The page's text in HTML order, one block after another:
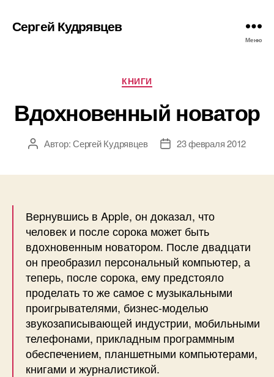
Сергей Кудрявцев
Меню
Рубрики
КНИГИ
Вдохновенный новатор
АвторАвтор:Сергей Кудрявцев
Дата23 февраля 2012
Вернувшись в Apple, он доказал, что
человек и после сорока может быть
вдохновенным новатором. После двадцати
он преобразил персональный компьютер, а
теперь, после сорока, ему предстояло
проделать то же самое с музыкальными
проигрывателями, бизнес-моделью
звукозаписывающей индустрии, мобильными
телефонами, прикладным программным
обеспечением, планшетными компьютерами,
книгами и журналистикой.